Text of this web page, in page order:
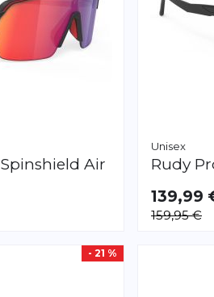
Spinshield Air
Unisex
Rudy
139,99
159,95 €
- 21 %